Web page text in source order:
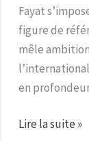
Fayat
figure de
mêle
en
Lire la suite »